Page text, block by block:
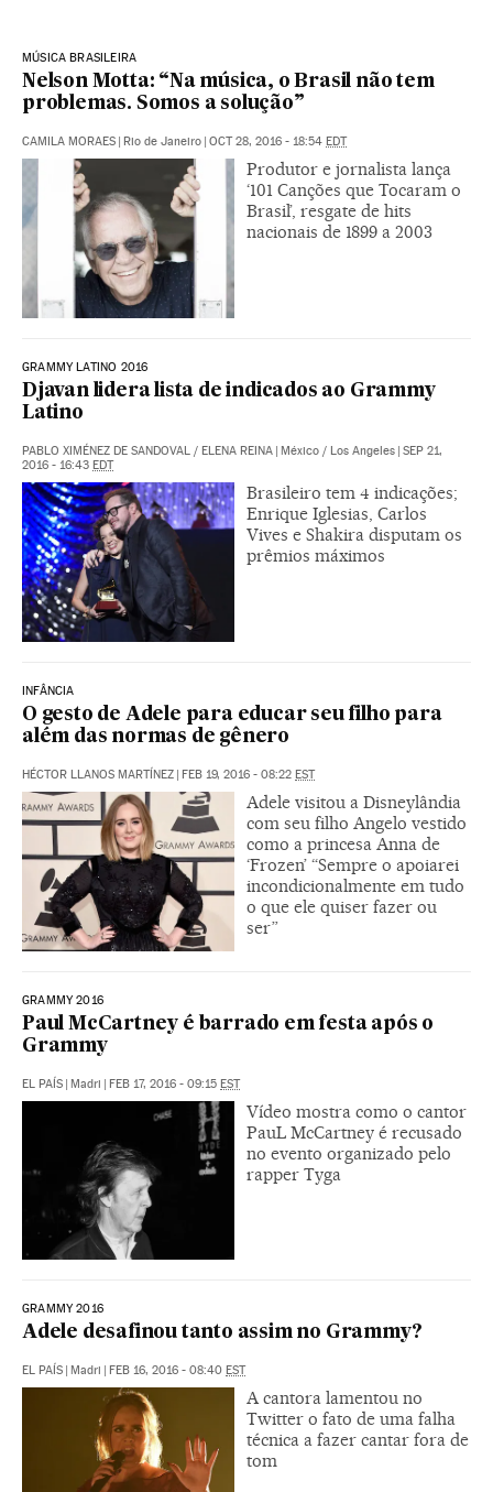
MÚSICA BRASILEIRA
Nelson Motta: “Na música, o Brasil não tem
problemas. Somos a solução”
CAMILA MORAES | Rio de Janeiro | OCT 28, 2016 - 18:54 EDT
Produtor e jornalista lança
‘101 Canções que Tocaram o
Brasil’, resgate de hits
nacionais de 1899 a 2003
GRAMMY LATINO 2016
Djavan lidera lista de indicados ao Grammy
Latino
PABLO XIMÉNEZ DE SANDOVAL / ELENA REINA | México / Los Angeles | SEP 21,
2016 - 16:43 EDT
Brasileiro tem 4 indicações;
Enrique Iglesias, Carlos
Vives e Shakira disputam os
prêmios máximos
INFÂNCIA
O gesto de Adele para educar seu filho para
além das normas de gênero
HÉCTOR LLANOS MARTÍNEZ | FEB 19, 2016 - 08:22 EST
Adele visitou a Disneylândia
com seu filho Angelo vestido
como a princesa Anna de
‘Frozen’ “Sempre o apoiarei
incondicionalmente em tudo
o que ele quiser fazer ou
ser”
GRAMMY 2016
Paul McCartney é barrado em festa após o
Grammy
EL PAÍS | Madri | FEB 17, 2016 - 09:15 EST
Vídeo mostra como o cantor
PauL McCartney é recusado
no evento organizado pelo
rapper Tyga
GRAMMY 2016
Adele desafinou tanto assim no Grammy?
EL PAÍS Madri FEB 16, 2016 - 08:40 EST
A cantora lamentou no
Twitter o fato de uma falha
técnica a fazer cantar fora de
tom